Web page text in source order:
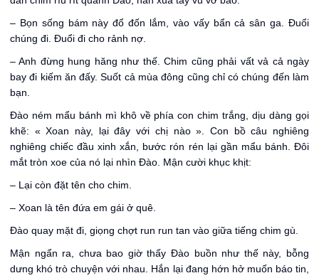
– Bọn sống bám này đổ đốn lắm, vào vấy bẩn cả sân ga. Đuổi
chúng đi. Đuổi đi cho rảnh nợ.
– Anh đừng hung hăng như thế. Chim cũng phải vất vả cả ngày
bay đi kiếm ăn đấy. Suốt cả mùa đông cũng chỉ có chúng đến làm
bạn.
Đào ném mẩu bánh mì khô về phía con chim trắng, dịu dàng gọi
khẽ: « Xoan này, lại đây với chị nào ». Con bồ câu nghiêng
nghiêng chiếc đầu xinh xắn, bước rón rén lại gần mẩu bánh. Đôi
mắt tròn xoe của nó lại nhìn Đào. Mận cười khục khịt:
– Lại còn đặt tên cho chim.
– Xoan là tên đứa em gái ở quê.
Đào quay mặt đi, giọng chợt run run tan vào giữa tiếng chim gù.
Mận ngẩn ra, chưa bao giờ thấy Đào buồn như thế này, bỗng
dưng khó trò chuyện với nhau. Hắn lại đang hớn hở muốn báo tin,